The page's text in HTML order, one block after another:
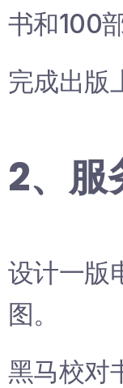
书和100
完成出版
2、服
设计一版
图。
黑马校对